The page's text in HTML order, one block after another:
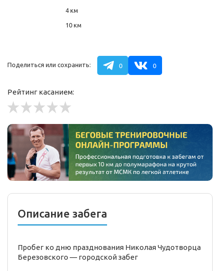
4 км
10 км
Поделиться или сохранить: 0 0
Рейтинг касанием:
Описание забега
Пробег ко дню празднования Николая Чудотворца
Березовского — городскойзабег